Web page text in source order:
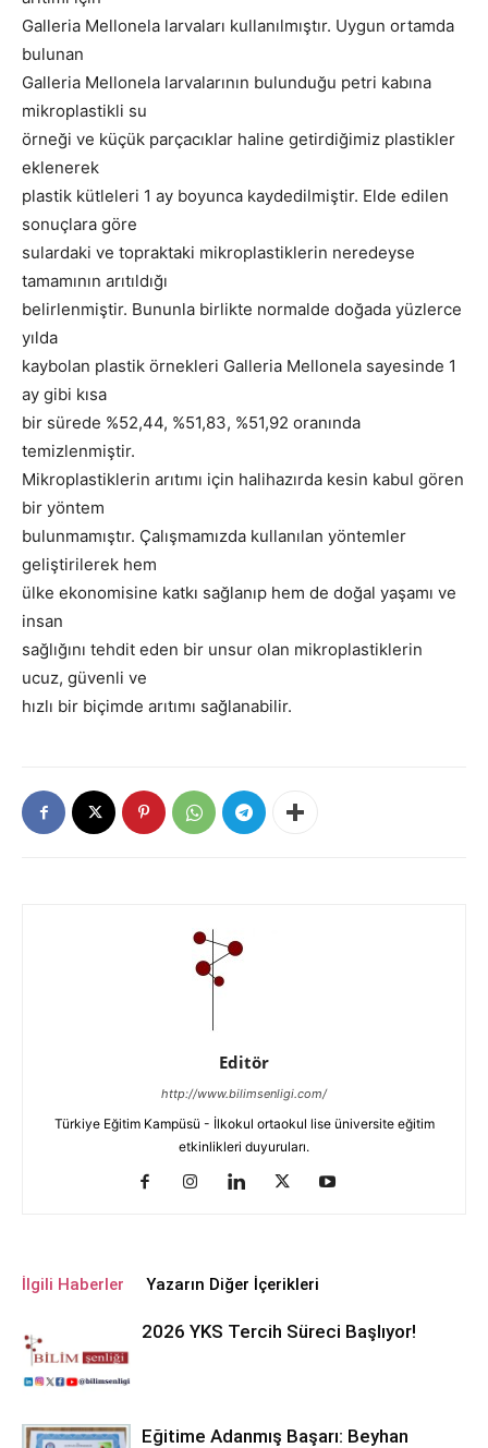
Galleria Mellonela larvaları kullanılmıştır. Uygun ortamda
bulunan
Galleria Mellonela larvalarının bulunduğu petri kabına
mikroplastikli su
örneği ve küçük parçacıklar haline getirdiğimiz plastikler
eklenerek
plastik kütleleri 1 ay boyunca kaydedilmiştir. Elde edilen
sonuçlara göre
sulardaki ve topraktaki mikroplastiklerin neredeyse
tamamının arıtıldığı
belirlenmiştir. Bununla birlikte normalde doğada yüzlerce
yılda
kaybolan plastik örnekleri Galleria Mellonela sayesinde 1
ay gibi kısa
bir sürede %52,44, %51,83, %51,92 oranında
temizlenmiştir.
Mikroplastiklerin arıtımı için halihazırda kesin kabul gören
bir yöntem
bulunmamıştır. Çalışmamızda kullanılan yöntemler
geliştirilerek hem
ülke ekonomisine katkı sağlanıp hem de doğal yaşamı ve
insan
sağlığını tehdit eden bir unsur olan mikroplastiklerin
ucuz, güvenli ve
hızlı bir biçimde arıtımı sağlanabilir.
Editör
http://www.bilimsenligi.com/
Türkiye Eğitim Kampüsü - İlkokul ortaokul lise üniversite eğitim
etkinlikleri duyuruları.
İlgili Haberler Yazarın Diğer İçerikleri
2026 YKS Tercih Süreci Başlıyor!
Eğitime Adanmış Başarı: Beyhan